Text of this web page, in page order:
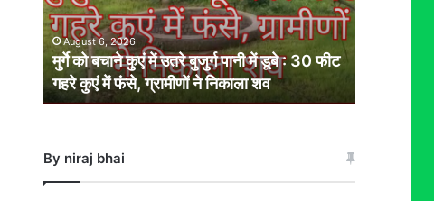
उतरे
बुजुर्ग
पानी
डूबे
:
गहरे
कुएं
August 6, 2026
मुर्गे को बचाने कुएं में उतरे बुजुर्ग पानी में डूबे : 30 फीट
गहरे कुएं में फंसे, ग्रामीणों ने निकाला शव
By niraj bhai